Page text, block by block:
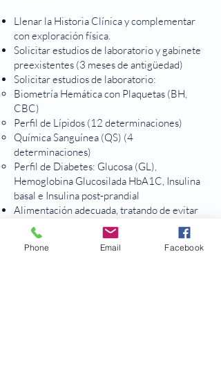
Llenar la Historia Clínica y complementar
con exploración física.
Solicitar estudios de laboratorio y gabinete
preexistentes (3 meses de antigüedad)
Solicitar estudios de laboratorio:
Biometría Hemática con Plaquetas (BH,
CBC)
Perfil de Lípidos (12 determinaciones)
Química Sanguínea (QS) (4
determinaciones)
Perfil de Diabetes: Glucosa (GL),
Hemoglobina Glucosilada HbA1C, Insulina
basal e Insulina post-prandial
Alimentación adecuada, tratando de evitar
consumir solamente alimentos procesados;
equilibrio de ingesta de proteínas, grasas
saludables y carbohidratos compuestos.
Phone Email Facebook